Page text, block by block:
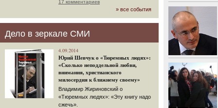
17 комментариев
» все события
Дело в зеркале СМИ
4.09.2014
Юрий Шевчук о «Тюремных людях»:
«Сколько неподдельной любви,
внимания, христианского
милосердия к ближнему своему»
Владимир Жириновский о
«Тюремных людях»: «Эту книгу надо
сжечь».